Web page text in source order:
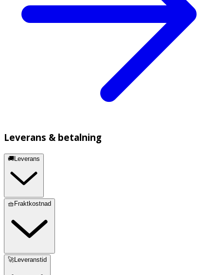
Leverans & betalning
🚚Leverans
🧺Fraktkostnad
🚀Leveranstid